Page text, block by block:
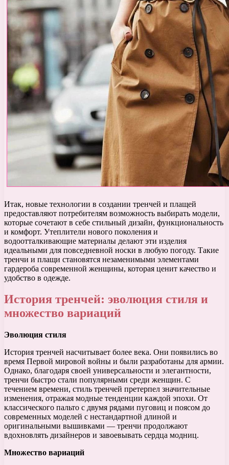
Итак, новые технологии в создании тренчей и плащей
предоставляют потребителям возможность выбирать модели,
которые сочетают в себе стильный дизайн, функциональность
и комфорт. Утеплители нового поколения и
водоотталкивающие материалы делают эти изделия
идеальными для повседневной носки в любую погоду. Такие
тренчи и плащи становятся незаменимыми элементами
гардероба современной женщины, которая ценит качество и
удобство в одежде.
История тренчей: эволюция стиля и
множество вариаций
Эволюция стиля
История тренчей насчитывает более века. Они появились во
время Первой мировой войны и были разработаны для армии.
Однако, благодаря своей универсальности и элегантности,
тренчи быстро стали популярными среди женщин. С
течением времени, стиль тренчей претерпел значительные
изменения, отражая модные тенденции каждой эпохи. От
классического пальто с двумя рядами пуговиц и поясом до
современных моделей с нестандартной длиной и
оригинальными вышивками — тренчи продолжают
вдохновлять дизайнеров и завоевывать сердца модниц.
Множество вариаций